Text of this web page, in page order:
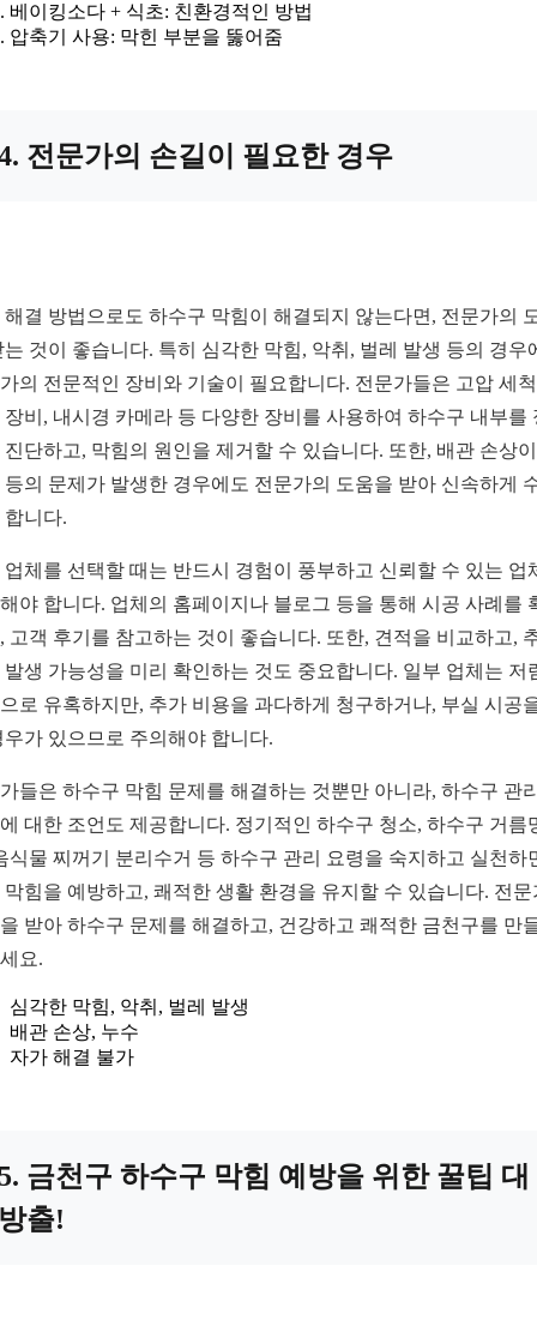
베이킹소다 + 식초: 친환경적인 방법
압축기 사용: 막힌 부분을 뚫어줌
전문가의 손길이 필요한 경우
해결 방법으로도 하수구 막힘이 해결되지 않는다면, 전문가의
는 것이 좋습니다. 특히 심각한 막힘, 악취, 벌레 발생 등의 경우
의 전문적인 장비와 기술이 필요합니다. 전문가들은 고압 세
장비, 내시경 카메라 등 다양한 장비를 사용하여 하수구 내부를
진단하고, 막힘의 원인을 제거할 수 있습니다. 또한, 배관 손상
등의 문제가 발생한 경우에도 전문가의 도움을 받아 신속하게
합니다.
업체를 선택할 때는 반드시 경험이 풍부하고 신뢰할 수 있는 업
야 합니다. 업체의 홈페이지나 블로그 등을 통해 시공 사례를
고객 후기를 참고하는 것이 좋습니다. 또한, 견적을 비교하고,
발생 가능성을 미리 확인하는 것도 중요합니다. 일부 업체는 저
로 유혹하지만, 추가 비용을 과다하게 청구하거나, 부실 시공
우가 있으므로 주의해야 합니다.
들은 하수구 막힘 문제를 해결하는 것뿐만 아니라, 하수구 관
대한 조언도 제공합니다. 정기적인 하수구 청소, 하수구 거름
식물 찌꺼기 분리수거 등 하수구 관리 요령을 숙지하고 실천하
막힘을 예방하고, 쾌적한 생활 환경을 유지할 수 있습니다. 전문
받아 하수구 문제를 해결하고, 건강하고 쾌적한 금천구를 만
요.
심각한 막힘, 악취, 벌레 발생
배관 손상, 누수
자가 해결 불가
금천구 하수구 막힘 예방을 위한 꿀팁 대
출!